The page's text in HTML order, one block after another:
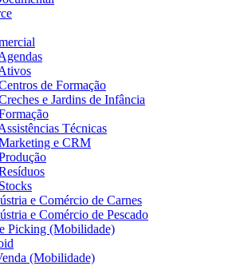
de Formação
e Jardins de Infância
Técnicas
e CRM
e Comércio de Carnes
e Comércio de Pescado
Picking (Mobilidade)
(Mobilidade)